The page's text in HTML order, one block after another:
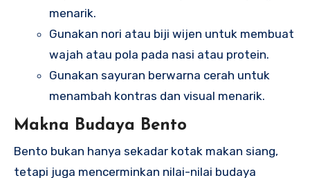
menarik.
Gunakan nori atau biji wijen untuk membuat
wajah atau pola pada nasi atau protein.
Gunakan sayuran berwarna cerah untuk
menambah kontras dan visual menarik.
Makna Budaya Bento
Bento bukan hanya sekadar kotak makan siang,
tetapi juga mencerminkan nilai-nilai budaya